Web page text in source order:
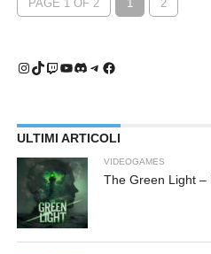
PAGE 1 OF 2 1 2
Instagram
TikTok
Twitch
YouTube
Discord
Telegram
Facebook
ULTIMI ARTICOLI
VIDEOGAMES
The Green Light